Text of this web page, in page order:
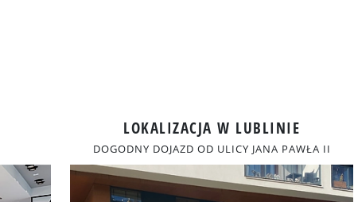
LOKALIZACJA W LUBLINIE
DOGODNY DOJAZD OD ULICY JANA PAWŁA II